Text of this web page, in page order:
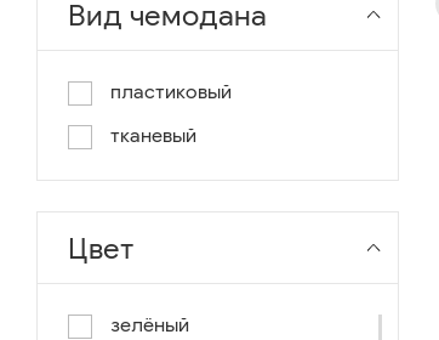
Вид чемодана
пластиковый
тканевый
Цвет
зелёный